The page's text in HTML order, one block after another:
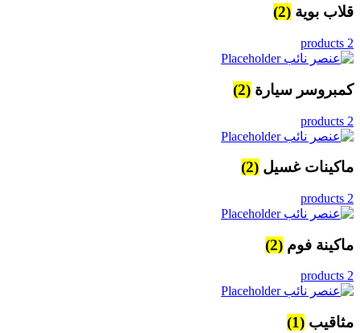
قلاب بوية (2)
2 products
كمبروسر سيارة (2)
2 products
ماكينات غسيل (2)
2 products
ماكينة فوم (2)
2 products
مثاقيب (1)